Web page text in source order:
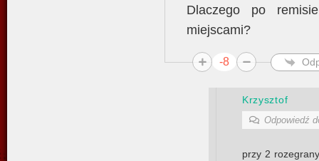
Dlaczego po
miejscami?
-8
Krzysztof
Odpowiedź
przy 2